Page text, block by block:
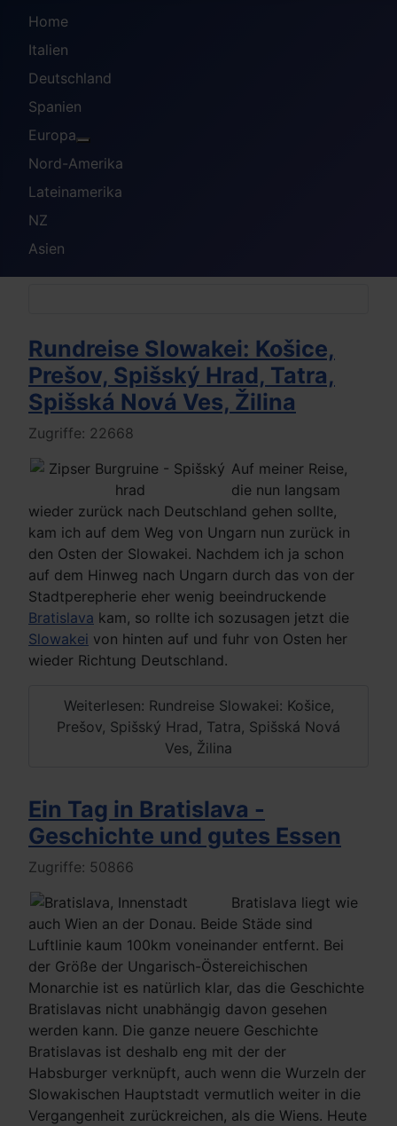
Home
Italien
Deutschland
Spanien
Europa
Nord-Amerika
Lateinamerika
NZ
Asien
Rundreise Slowakei: Košice,
Prešov, Spišský Hrad, Tatra,
Spišská Nová Ves, Žilina
Details
Zugriffe: 22668
Auf meiner Reise,
die nun langsam
wieder zurück nach Deutschland gehen sollte,
kam ich auf dem Weg von Ungarn nun zurück in
den Osten der Slowakei. Nachdem ich ja schon
auf dem Hinweg nach Ungarn durch das von der
Stadtperepherie eher wenig beeindruckende
Bratislava kam, so rollte ich sozusagen jetzt die
Slowakei von hinten auf und fuhr von Osten her
wieder Richtung Deutschland.
Weiterlesen: Rundreise Slowakei: Košice,
Prešov, Spišský Hrad, Tatra, Spišská Nová
Ves, Žilina
Ein Tag in Bratislava -
Geschichte und gutes Essen
Details
Zugriffe: 50866
Bratislava liegt wie
auch Wien an der Donau. Beide Städe sind
Luftlinie kaum 100km voneinander entfernt. Bei
der Größe der Ungarisch-Östereichischen
Monarchie ist es natürlich klar, das die Geschichte
Bratislavas nicht unabhängig davon gesehen
werden kann. Die ganze neuere Geschichte
Bratislavas ist deshalb eng mit der der
Habsburger verknüpft, auch wenn die Wurzeln der
Slowakischen Hauptstadt vermutlich weiter in die
Vergangenheit zurückreichen, als die Wiens. Heute